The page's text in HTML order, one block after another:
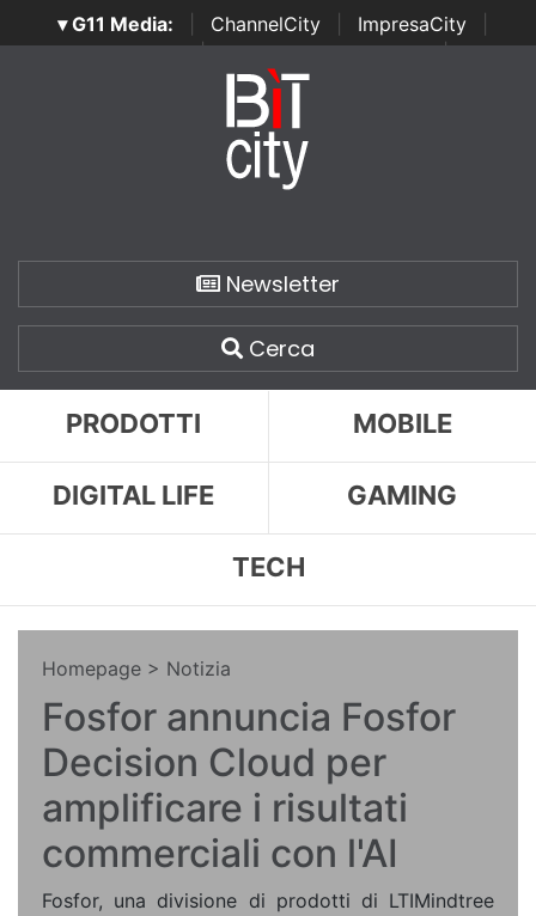
▾ G11 Media: ChannelCity ImpresaCity
SecurityOpenLab | Italian Channel Awards | Italian
Italian Security Awards
Newsletter
Cerca
PRODOTTI MOBILE
DIGITAL LIFE GAMING
TECH
Homepage > Notizia
Fosfor annuncia Fosfor
Decision Cloud per
amplificare i risultati
commerciali con l'AI
Fosfor, una divisione di prodotti di LTIMindtree